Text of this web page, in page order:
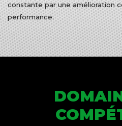
constante par une amélioration
performance.